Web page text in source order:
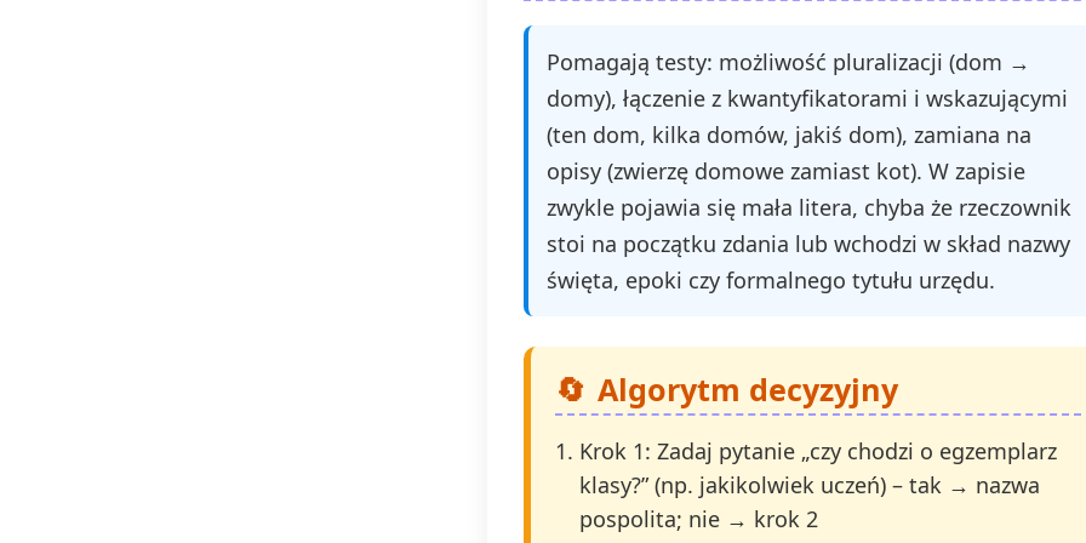
Pomagają testy: możliwość pluralizacji (dom →
domy), łączenie z kwantyfikatorami i wskazującymi
(ten dom, kilka domów, jakiś dom), zamiana na
opisy (zwierzę domowe zamiast kot). W zapisie
zwykle pojawia się mała litera, chyba że rzeczownik
stoi na początku zdania lub wchodzi w skład nazwy
święta, epoki czy formalnego tytułu urzędu.
Algorytm decyzyjny
Krok 1: Zadaj pytanie „czy chodzi o egzemplarz
klasy?” (np. jakikolwiek uczeń) – tak → nazwa
pospolita; nie → krok 2